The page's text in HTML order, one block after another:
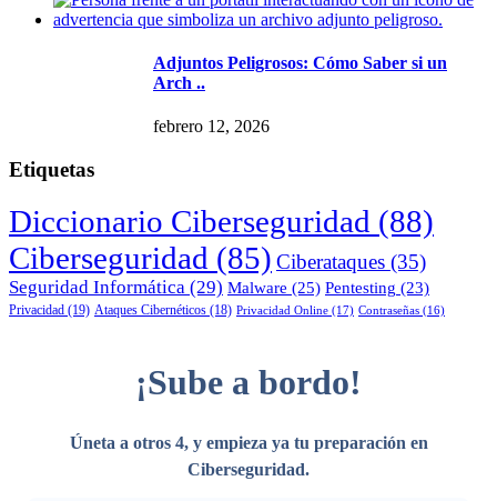
Adjuntos Peligrosos: Cómo Saber si un
Arch ..
febrero 12, 2026
Etiquetas
Diccionario Ciberseguridad (88)
Ciberseguridad (85) Ciberataques (35)
Seguridad Informática (29) Malware (25) Pentesting (23)
Privacidad (19) Ataques Cibernéticos (18) Privacidad Online (17) Contraseñas (16)
¡Sube a bordo!
Úneta a otros 4, y empieza ya tu preparación en
Ciberseguridad.